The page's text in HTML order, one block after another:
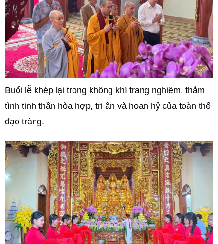
Buổi lễ khép lại trong không khí trang nghiêm, thắm
tình tinh thần hòa hợp, tri ân và hoan hỷ của toàn thể
đạo tràng.